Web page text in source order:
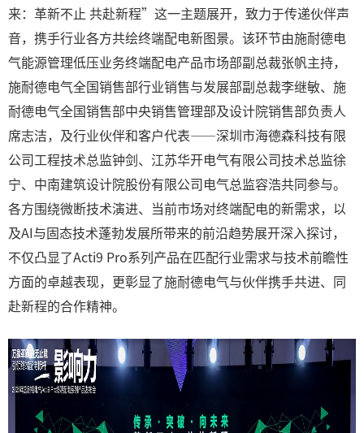
来：革新不止 共赴新程”这一主题展开，致力于传递伙伴声
音，携手行业各方共绘终端配电新图景。该环节由施耐德电
气能源管理低压业务终端配电产品市场部副总裁张帆主持，
施耐德电气全国销售部行业销售与发展部副总裁李继敏、施
耐德电气全国销售部中央销售管理部及设计院销售部负责人
席志洁，及行业伙伴和客户代表——深圳市海德森科技有限
公司工程技术总监钟剑、江苏华开电气有限公司技术总监徐
宁、中南建筑设计院股份有限公司电气总监容浩共同参与。
各方围绕微断技术演进、当前市场对终端配电的新需求，以
及AI与固态技术蓬勃发展所带来的前沿趋势展开深入探讨，
不仅凸显了Acti9 Pro系列产品在匹配行业需求与技术前瞻性
方面的卓越表现，更彰显了施耐德电气与伙伴携手共进、同
赴新程的合作精神。